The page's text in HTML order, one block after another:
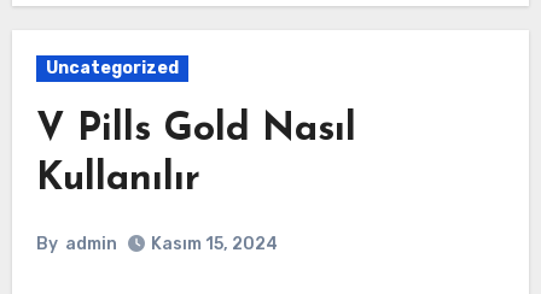
Uncategorized
V Pills Gold Nasıl
Kullanılır
By admin Kasım 15, 2024